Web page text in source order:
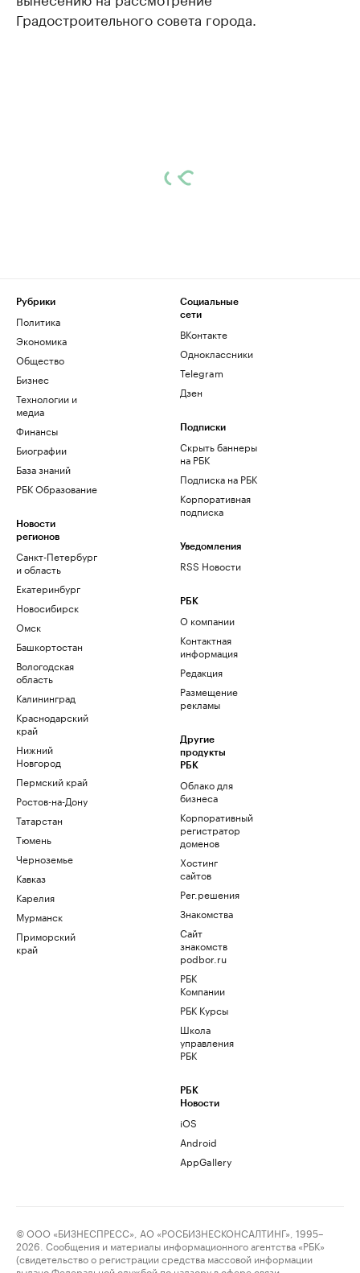
Градостроительного совета города.
Рубрики
Политика
Экономика
Общество
Бизнес
Технологии и
медиа
Финансы
Биографии
База знаний
РБК Образование
Новости
регионов
Санкт-Петербург
и область
Екатеринбург
Новосибирск
Омск
Башкортостан
Вологодская
область
Калининград
Краснодарский
край
Нижний
Новгород
Пермский край
Ростов-на-Дону
Татарстан
Тюмень
Черноземье
Кавказ
Карелия
Мурманск
Приморский
край
Социальные
сети
ВКонтакте
Одноклассники
Telegram
Дзен
Подписки
Скрыть баннеры
на РБК
Подписка на РБК
Корпоративная
подписка
Уведомления
RSS Новости
РБК
О компании
Контактная
информация
Редакция
Размещение
рекламы
Другие
продукты
РБК
Облако для
бизнеса
Корпоративный
регистратор
доменов
Хостинг
сайтов
Рег.решения
Знакомства
Сайт
знакомств
podbor.ru
РБК
Компании
РБК Курсы
Школа
управления
РБК
РБК
Новости
iOS
Android
AppGallery
© ООО «БИЗНЕСПРЕСС», АО «РОСБИЗНЕСКОНСАЛТИНГ», 1995–
2026. Сообщения и материалы информационного агентства «РБК»
(свидетельство о регистрации средства массовой информации